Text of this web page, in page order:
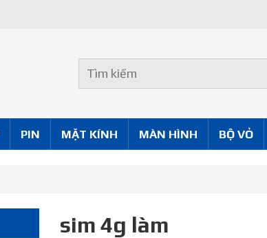
PIN MẶT KÍNH MÀN HÌNH BỘ VỎ
sim 4g làm